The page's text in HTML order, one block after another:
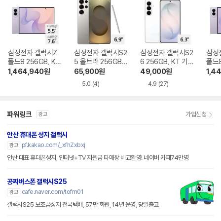
삼성전자 갤럭시Z
폴드8 256GB, KT
기기변경 완납
1,464,940원
삼성전자 갤럭시S2
5 울트라 256GB,
KT 번호이동 완납
65,900원
5.0 (4)
삼성전자 갤럭시S2
6 256GB, KT 기기
변경 완납
49,000원
4.9 (27)
삼성
폴
번호
파워링크 광고 가입신청
안산 휴대폰 성지 갤럭시
광고
pf.kakao.com/_xfhZxbxj
안산 대표 휴대폰성지, 인터넷+TV 지원금 타매장 비교환영! 네이버 카페74만명
공짜버스폰 갤럭시S25
광고
cafe.naver.com/tofm01
갤럭시S25 보조금성지 전국택배, 57만 회원, 14년 운영, 당일출고